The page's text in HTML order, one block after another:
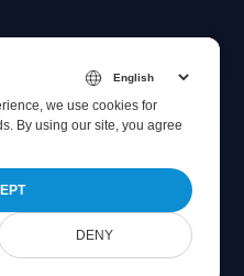
we use cookies for
By using our site, you agree
DENY